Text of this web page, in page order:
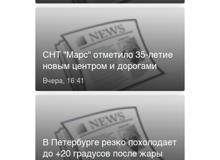
Вчера, 16:41
СНТ "Марс" отметило 35-летие
новым центром и дорогами
В Петербурге резко похолодает
до +20 градусов после жары